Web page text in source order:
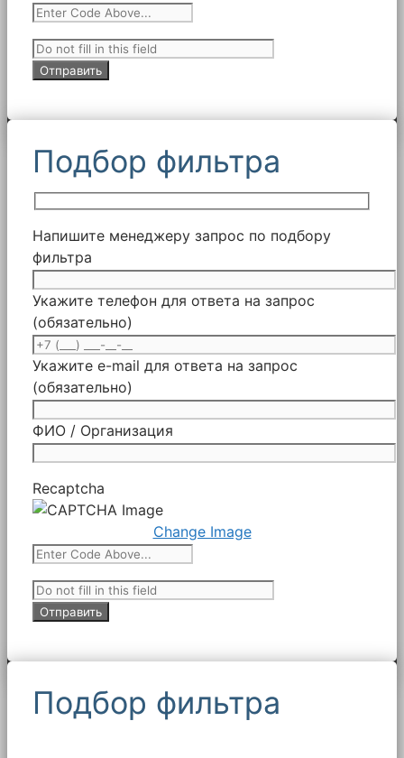
Подбор фильтра
Напишите менеджеру запрос по подбору
фильтра
Укажите телефон для ответа на запрос
(обязательно)
Укажите e-mail для ответа на запрос
(обязательно)
ФИО / Организация
Recaptcha
Change Image
Подбор фильтра